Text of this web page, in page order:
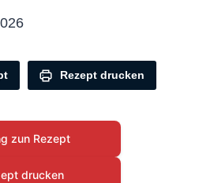
Rezept drucken
zun Rezept
drucken